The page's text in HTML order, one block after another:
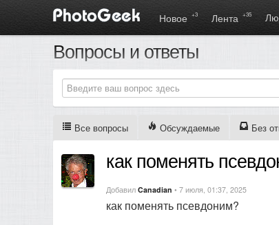
Новое +3 Лента +35
Вопросы и ответы
Все вопросы Обсуждаемые Без
как поменять
Добавил Canadian • 7 июля, 01:37, 2025
как поменять псевдоним?